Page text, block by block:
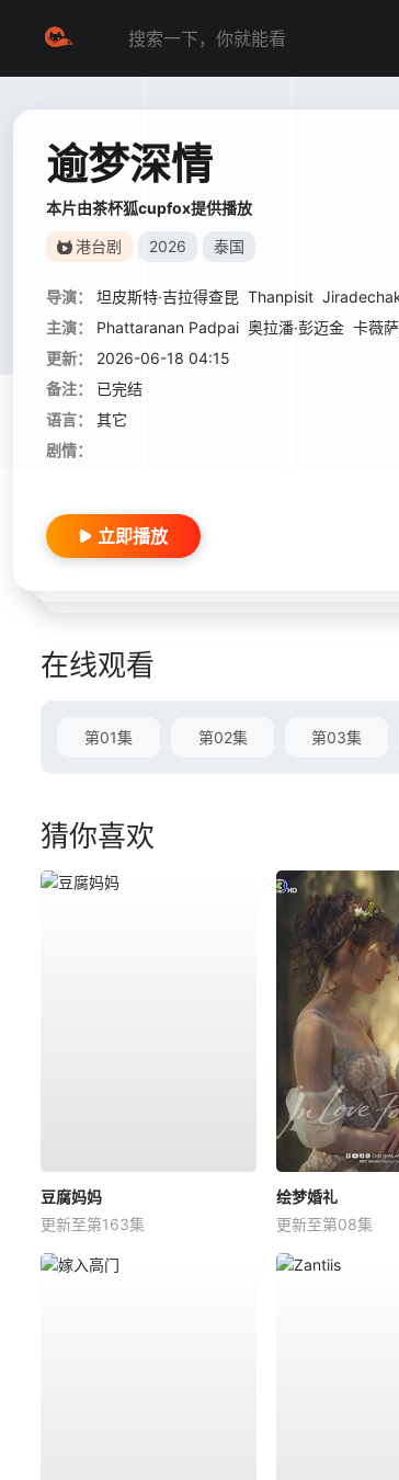
逾梦深情
本片由茶杯狐cupfox提供播放
港台剧 2026 泰国
导演： 坦皮斯特·吉拉得查昆 Thanpisit
主演：
Phattaranan Padpai 奥拉潘·彭迈金 卡薇
更新：
2026-06-18 04:15
备注：
已完结
语言：
其它
剧情：
立即播放
在线观看
第01集 第02集 第03集
猜你喜欢
豆腐妈妈
更新至第163集
绘梦婚礼
更新至第08集